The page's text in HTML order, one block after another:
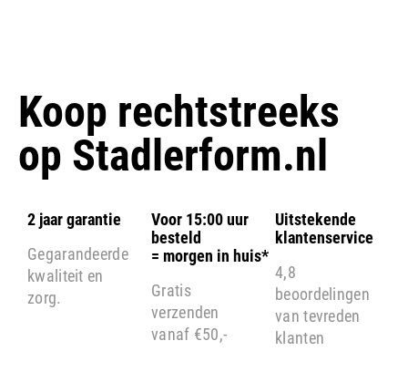
Koop rechtstreeks
op Stadlerform.nl
2 jaar garantie
Gegarandeerde
kwaliteit en
zorg.
Voor 15:00 uur
besteld
= morgen in huis*
Gratis
verzenden
vanaf €50,-
Uitstekende
klantenservice
4,8
beoordelingen
van tevreden
klanten